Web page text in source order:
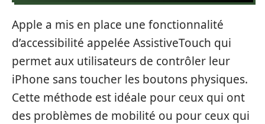
Apple a mis en place une fonctionnalité
d’accessibilité appelée AssistiveTouch qui
permet aux utilisateurs de contrôler leur
iPhone sans toucher les boutons physiques.
Cette méthode est idéale pour ceux qui ont
des problèmes de mobilité ou pour ceux qui